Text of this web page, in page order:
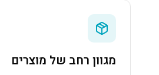
מגוון רחב של מוצרים